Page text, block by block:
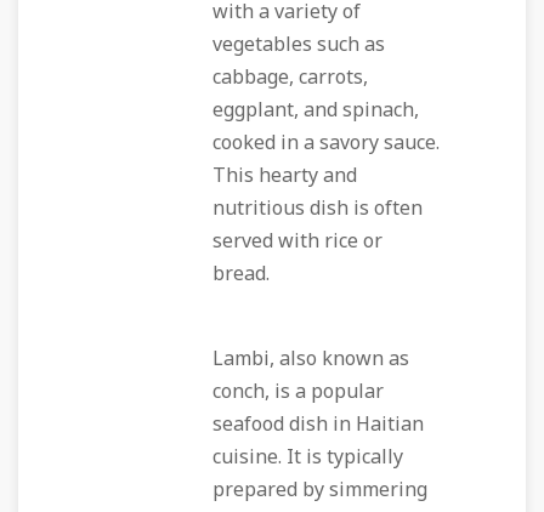
with a variety of
vegetables such as
cabbage, carrots,
eggplant, and spinach,
cooked in a savory sauce.
This hearty and
nutritious dish is often
served with rice or
bread.
Lambi, also known as
conch, is a popular
seafood dish in Haitian
cuisine. It is typically
prepared by simmering